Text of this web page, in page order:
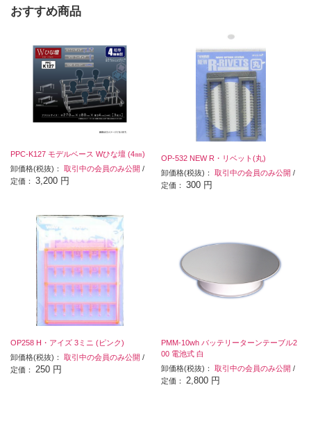
おすすめ商品
PPC-K127 モデルベース Wひな壇 (4㎜)
卸価格(税抜)： 取引中の会員のみ公開 /
定価： 3,200 円
OP-532 NEW R・リベット(丸)
卸価格(税抜)：取引中の会員のみ公開 /
定価：300 円
OP258 H・アイズ 3ミニ (ピンク)
卸価格(税抜)： 取引中の会員のみ公開 /
定価： 250 円
PMM-10wh バッテリーターンテーブル2
00 電池式 白
卸価格(税抜)：取引中の会員のみ公開 /
定価： 2,800 円